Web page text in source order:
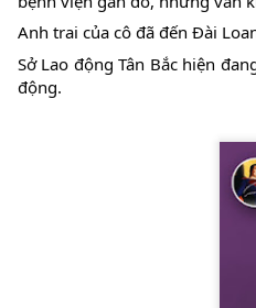
Anh trai của cô đã đến Đài
Sở Lao động Tân Bắc hiện
động.
MND cũng đã theo dõi một khinh
Tính đến thời điểm hiện tại trong
Quốc. Kể từ tháng 9 năm 2020,
lượng máy bay quân sự và tàu
Chiến thuật vùng xám được định
ở trạng thái ổn định nhằm đạt